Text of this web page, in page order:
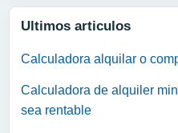
Ultimos articulos
Calculadora alquilar o
Calculadora de alquiler
sea rentable